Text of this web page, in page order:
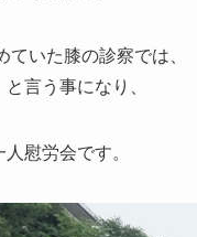
いた膝の診察では、
言う事になり、
慰労会です。